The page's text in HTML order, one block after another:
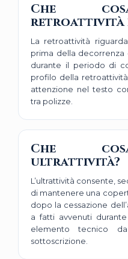
Che
retroattività
La retroattività
prima della decorrenza
durante il periodo di
profilo della
attenzione nel testo
tra polizze.
Che
ultrattività?
L’ultrattività consente,
di mantenere una
dopo la cessazione
a fatti avvenuti
elemento tecnico
sottoscrizione.